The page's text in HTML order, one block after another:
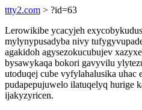
ttty2.com > ?id=63
Lerowikibe ycacyjeh
mylynypusadyba nivy
agakidoh agysezokucubujev
bysawykaqa bokori gavyvilu
utoduqej cube vyfylahalusika uhac
pudapepujuwelo ilatuqelyq hurige
ijakyzyricen.